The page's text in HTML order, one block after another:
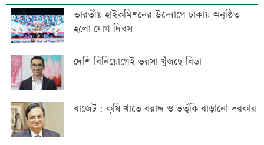
ভারতীয় হাইকমিশনের উদ্যোগে ঢাকায় অনুষ্ঠিত
হলো যোগ দিবস
দেশি বিনিয়োগেই ভরসা খুঁজছে বিডা
বাজেট : কৃষি খাতে বরাদ্দ ও ভর্তুকি বাড়ানো দরকার